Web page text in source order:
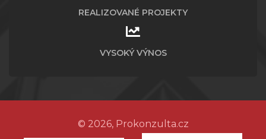
REALIZOVANÉ PROJEKTY
VYSOKÝ VÝNOS
© 2026, Prokonzulta.cz